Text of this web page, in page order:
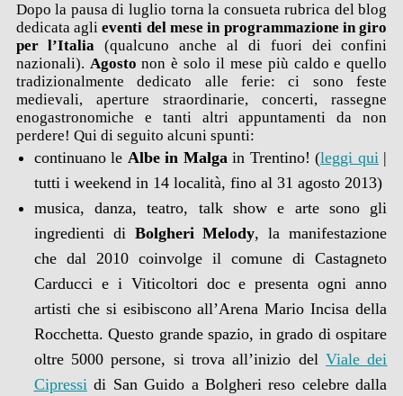
Dopo la pausa di luglio torna la consueta rubrica del blog
dedicata aglieventi del mese in programmazione in giro
per l’Italia (qualcuno anche al di fuori dei confini
nazionali). Agostonon è solo il mese più caldo e quello
tradizionalmente dedicato alle ferie: ci sono feste
medievali, aperture straordinarie, concerti, rassegne
enogastronomiche e tanti altri appuntamenti da non
perdere! Qui di seguito alcuni spunti:
continuano le Albe in Malgain Trentino! (leggi qui|
tutti i weekend in 14 località, fino al 31 agosto 2013)
musica, danza, teatro, talk show e arte sono gli
ingredienti di Bolgheri Melody, la manifestazione
che dal 2010 coinvolge il comune di Castagneto
Carducci e i Viticoltori doc e presenta ogni anno
artisti che si esibiscono all’Arena Mario Incisa della
Rocchetta. Questo grande spazio, in grado di ospitare
oltre 5000 persone, si trova all’inizio delViale dei
Cipressidi San Guido a Bolgheri reso celebre dalla